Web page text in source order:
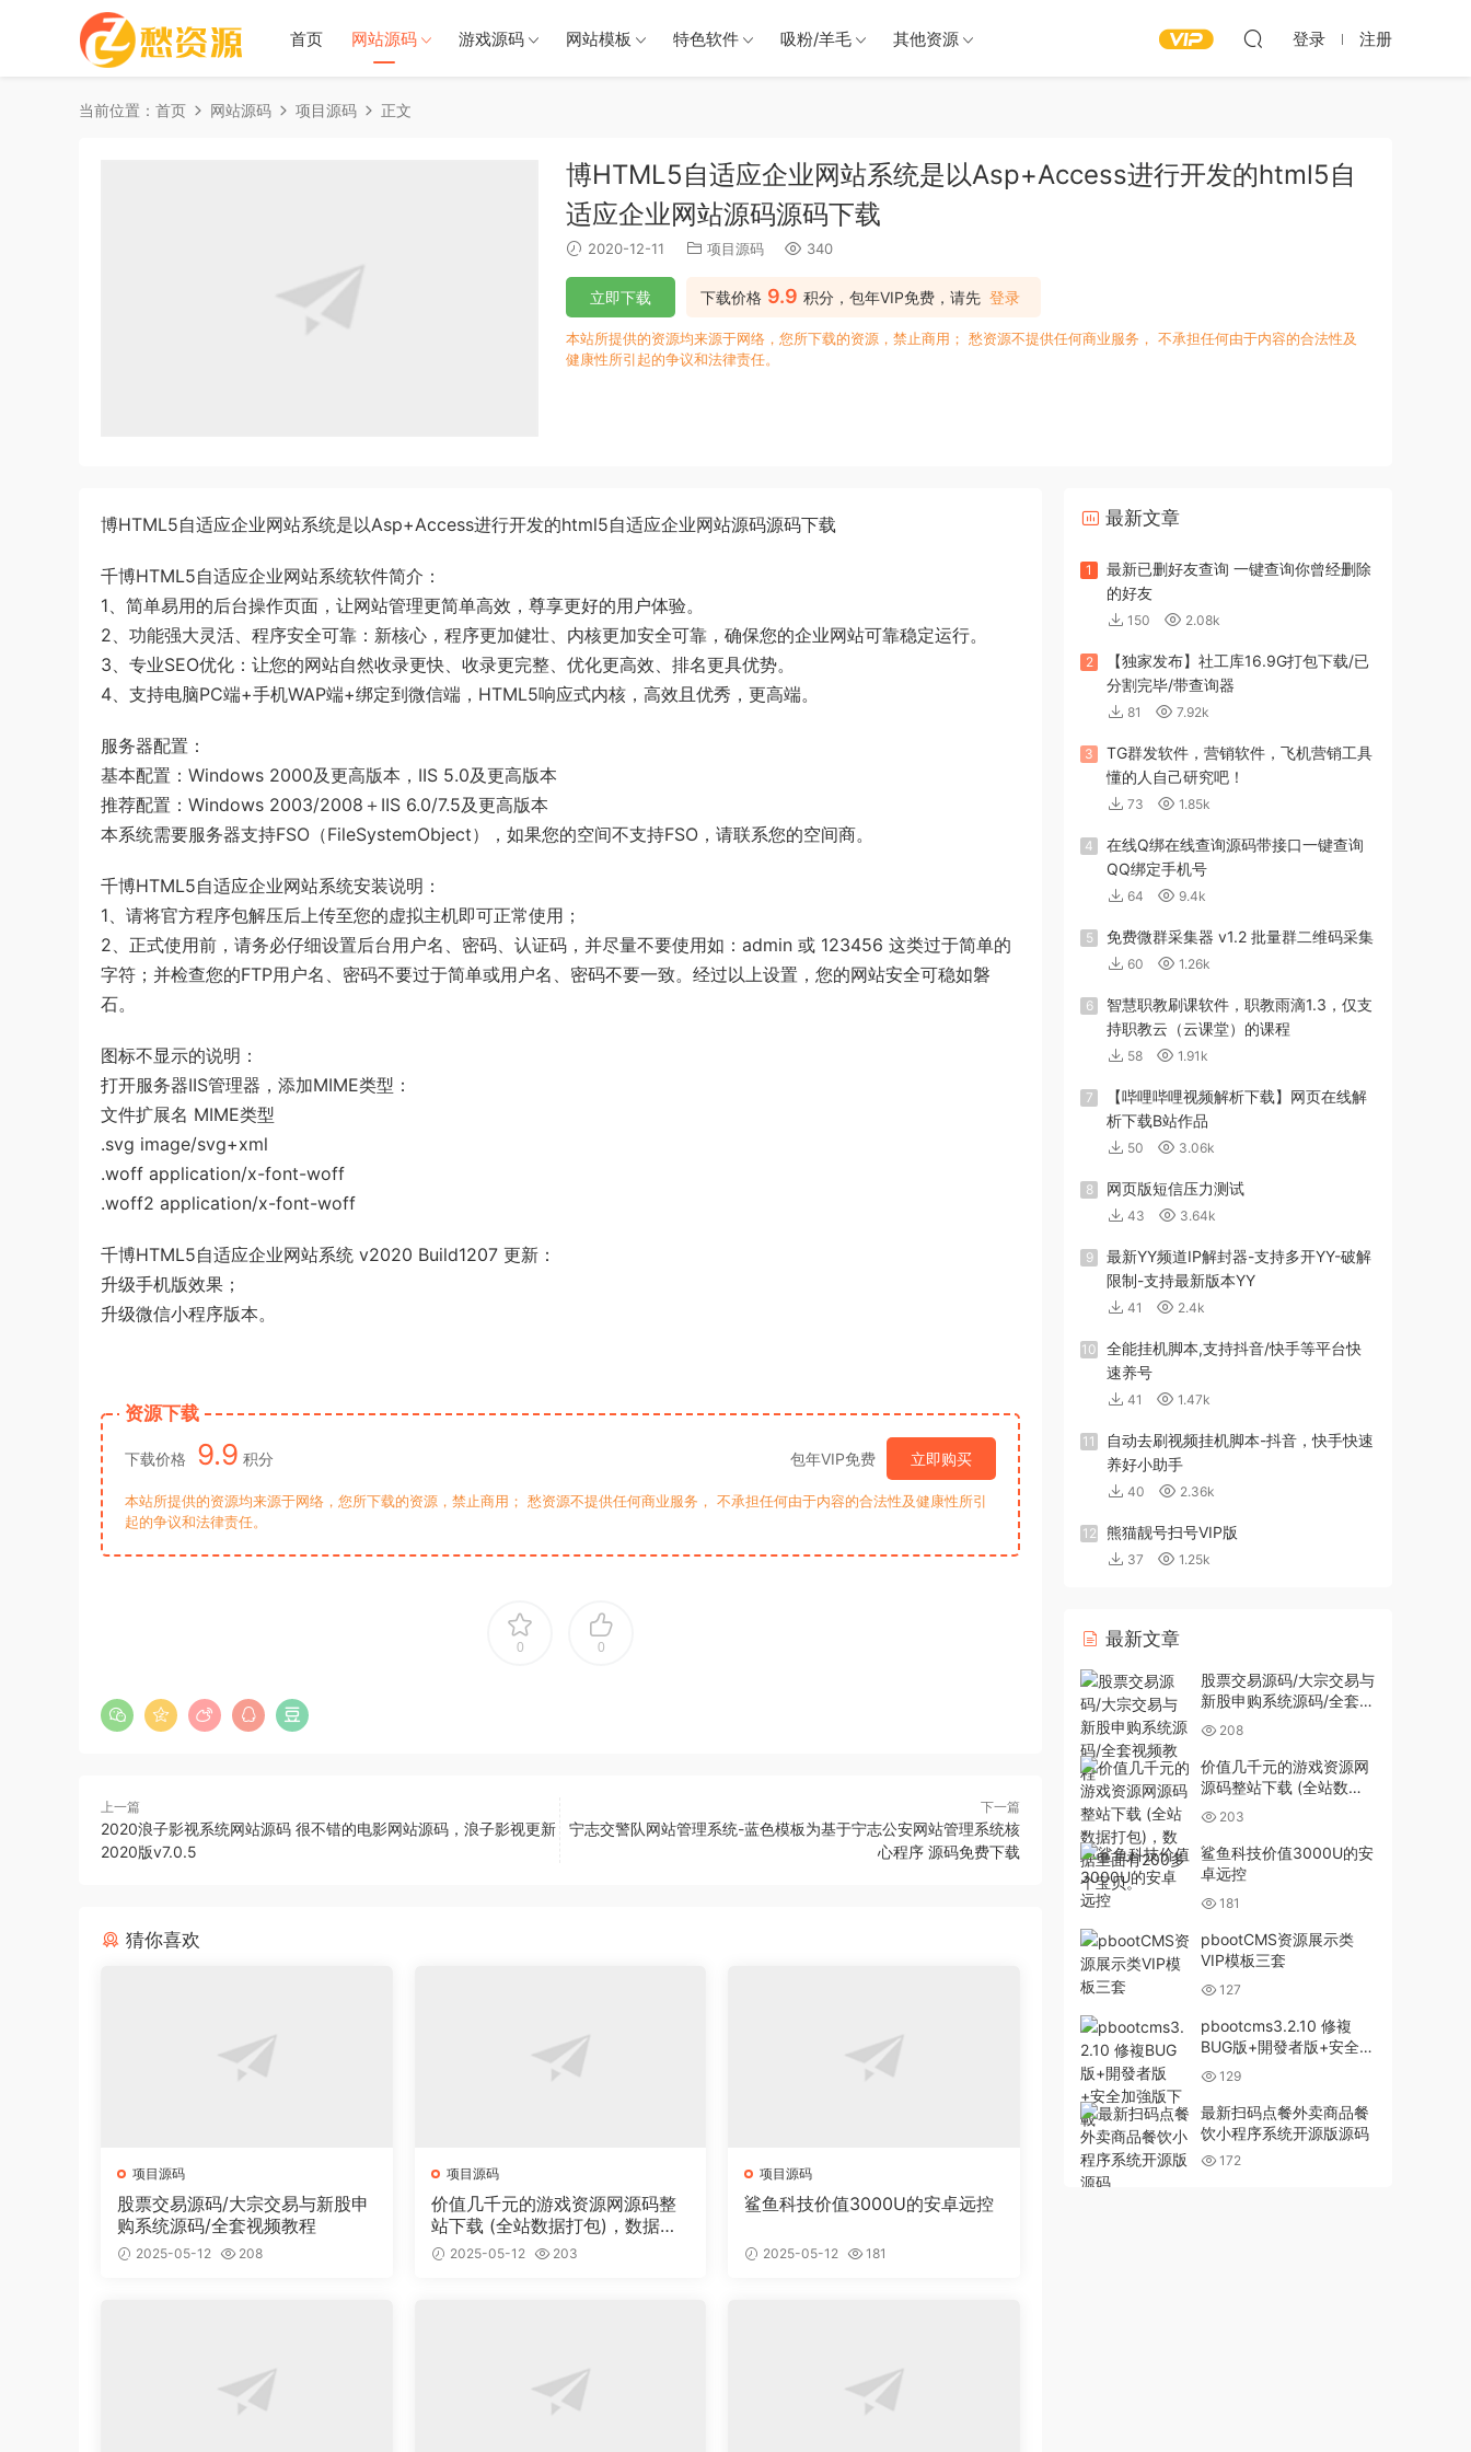
首页 网站源码 游戏源码 网站模板 特色软件 吸粉/羊毛 其他资源 登录 注册
当前位置： 首页 网站源码 项目源码 正文
博HTML5自适应企业网站系统是以Asp+Access进行开发的html5自
适应企业网站源码源码下载
2020-12-11 项目源码 340
下载价格 9.9 积分，包年VIP免费，请先 登录
立即下载
本站所提供的资源均来源于网络，您所下载的资源，禁止商用； 愁资源不提供任何商业服务， 不承担任何由于内容的合法性及
健康性所引起的争议和法律责任。
博HTML5自适应企业网站系统是以Asp+Access进行开发的html5自适应企业网站源码源码下载
千博HTML5自适应企业网站系统软件简介：
1、简单易用的后台操作页面，让网站管理更简单高效，尊享更好的用户体验。
2、功能强大灵活、程序安全可靠：新核心，程序更加健壮、内核更加安全可靠，确保您的企业网站可靠稳定运行。
3、专业SEO优化：让您的网站自然收录更快、收录更完整、优化更高效、排名更具优势。
4、支持电脑PC端+手机WAP端+绑定到微信端，HTML5响应式内核，高效且优秀，更高端。
服务器配置：
基本配置：Windows 2000及更高版本，IIS 5.0及更高版本
推荐配置：Windows 2003/2008＋IIS 6.0/7.5及更高版本
本系统需要服务器支持FSO（FileSystemObject），如果您的空间不支持FSO，请联系您的空间商。
千博HTML5自适应企业网站系统安装说明：
1、请将官方程序包解压后上传至您的虚拟主机即可正常使用；
2、正式使用前，请务必仔细设置后台用户名、密码、认证码，并尽量不要使用如：admin 或 123456 这类过于简单的
字符；并检查您的FTP用户名、密码不要过于简单或用户名、密码不要一致。经过以上设置，您的网站安全可稳如磐
石。
图标不显示的说明：
打开服务器IIS管理器，添加MIME类型：
文件扩展名 MIME类型
.svg image/svg+xml
.woff application/x-font-woff
.woff2 application/x-font-woff
千博HTML5自适应企业网站系统 v2020 Build1207 更新：
升级手机版效果；
升级微信小程序版本。
资源下载
下载价格 9.9 积分 包年VIP免费 立即购买
本站所提供的资源均来源于网络，您所下载的资源，禁止商用； 愁资源不提供任何商业服务， 不承担任何由于内容的合法性及健康性所引
起的争议和法律责任。
0 0
上一篇
2020浪子影视系统网站源码 很不错的电影网站源码，浪子影视更新
2020版v7.0.5
下一篇
宁志交警队网站管理系统-蓝色模板为基于宁志公安网站管理系统核
心程序 源码免费下载
猜你喜欢
项目源码
股票交易源码/大宗交易与新股申
购系统源码/全套视频教程
2025-05-12 208
项目源码
价值几千元的游戏资源网源码整
站下载 (全站数据打包)，数据里
面有200多个宝贝。
2025-05-12 203
项目源码
鲨鱼科技价值3000U的安卓远控
2025-05-12 181
最新文章
1
最新已删好友查询 一键查询你曾经删除
的好友
150 2.08k
2
【独家发布】社工库16.9G打包下载/已
分割完毕/带查询器
81 7.92k
3
TG群发软件，营销软件，飞机营销工具
懂的人自己研究吧！
73 1.85k
4
在线Q绑在线查询源码带接口一键查询
QQ绑定手机号
64 9.4k
5 免费微群采集器 v1.2 批量群二维码采集
60 1.26k
6
智慧职教刷课软件，职教雨滴1.3，仅支
持职教云（云课堂）的课程
58 1.91k
7
【哔哩哔哩视频解析下载】网页在线解
析下载B站作品
50 3.06k
8 网页版短信压力测试
43 3.64k
9
最新YY频道IP解封器-支持多开YY-破解
限制-支持最新版本YY
41 2.4k
10
全能挂机脚本,支持抖音/快手等平台快
速养号
41 1.47k
11
自动去刷视频挂机脚本-抖音，快手快速
养好小助手
40 2.36k
12 熊猫靓号扫号VIP版
37 1.25k
最新文章
股票交易源码/大宗交易与
新股申购系统源码/全套视
频教程
208
价值几千元的游戏资源网
源码整站下载 (全站数据
打包)，数据里面有200多
个宝贝。
203
鲨鱼科技价值3000U的安
卓远控
181
pbootCMS资源展示类
VIP模板三套
127
pbootcms3.2.10 修複
BUG版+開發者版+安全加
強版下載
129
最新扫码点餐外卖商品餐
饮小程序系统开源版源码
172